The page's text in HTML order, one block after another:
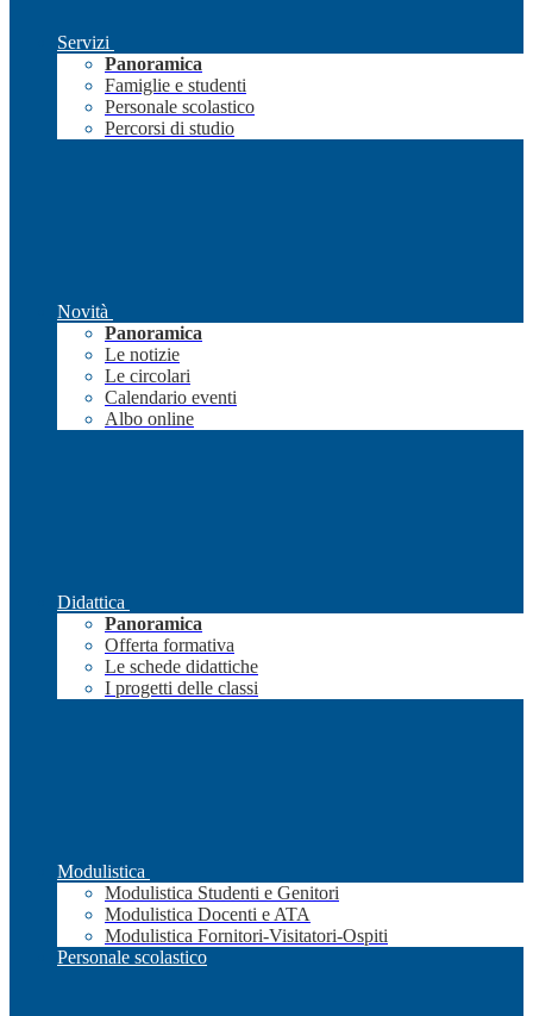
Servizi
Panoramica
Famiglie e studenti
Personale scolastico
Percorsi di studio
Novità
Panoramica
Le notizie
Le circolari
Calendario eventi
Albo online
Didattica
Panoramica
Offerta formativa
Le schede didattiche
I progetti delle classi
Modulistica
Modulistica Studenti e Genitori
Modulistica Docenti e ATA
Modulistica Fornitori-Visitatori-Ospiti
Personale scolastico